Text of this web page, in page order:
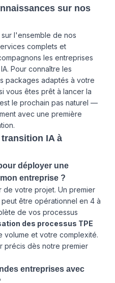
sur nos
l'ensemble de nos
complets et
les entreprises
Pour connaître les
packages adaptés à votre
vous êtes prêt à lancer la
est le prochain pas naturel —
avec une première
IA à
déployer une
entreprise ?
de votre projet. Un premier
être opérationnel en 4 à
de vos processus
des processus TPE
volume et votre complexité.
précis dès notre premier
entreprises avec